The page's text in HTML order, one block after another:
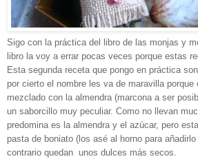
Sigo con la práctica del libro de las monjas y
libro la voy a errar pocas veces porque estas
Esta segunda receta que pongo en práctica
por cierto el nombre les va de maravilla porque
mezclado con la almendra (marcona a ser
un saborcillo muy peculiar. Como no llevan
predomina es la almendra y el azúcar, pero
pasta de boniato (los asé al horno para
contrario quedan unos dulces más secos.